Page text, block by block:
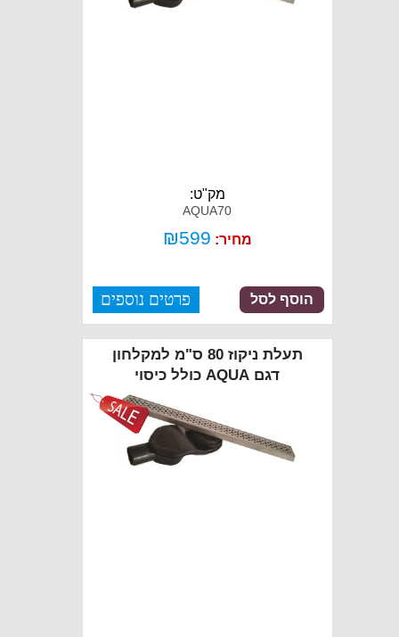
מק"ט:
AQUA70
מחיר: ₪599
פרטים נוספים הוסף לסל
תעלת ניקוז 80 ס"מ למקלחון
דגם AQUA כולל כיסוי